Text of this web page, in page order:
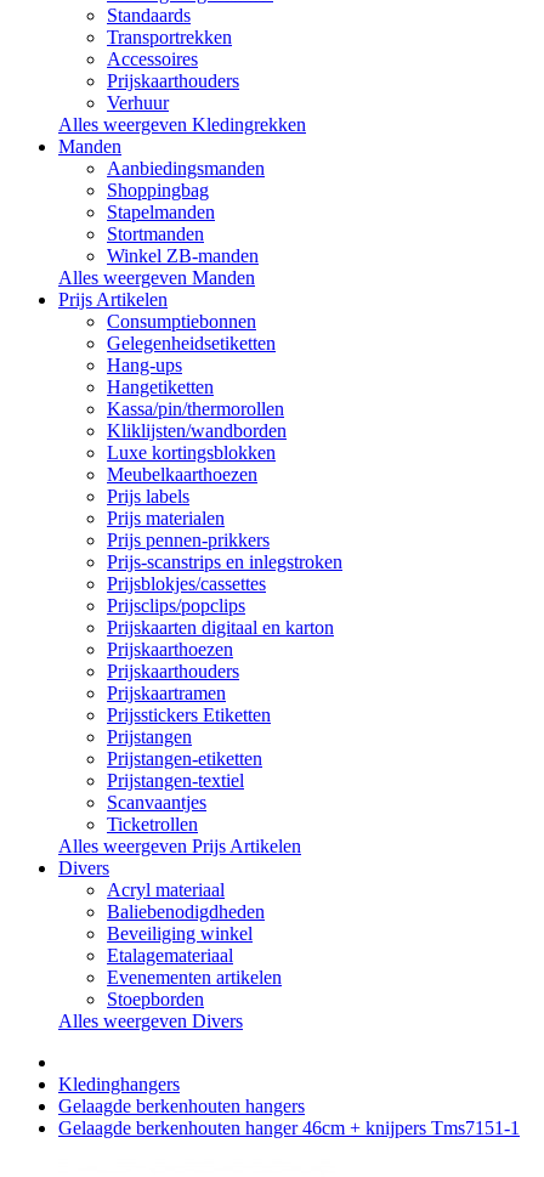
Standaards
Transportrekken
Accessoires
Prijskaarthouders
Verhuur
Alles weergeven Kledingrekken
Manden
Aanbiedingsmanden
Shoppingbag
Stapelmanden
Stortmanden
Winkel ZB-manden
Alles weergeven Manden
Prijs Artikelen
Consumptiebonnen
Gelegenheidsetiketten
Hang-ups
Hangetiketten
Kassa/pin/thermorollen
Kliklijsten/wandborden
Luxe kortingsblokken
Meubelkaarthoezen
Prijs labels
Prijs materialen
Prijs pennen-prikkers
Prijs-scanstrips en inlegstroken
Prijsblokjes/cassettes
Prijsclips/popclips
Prijskaarten digitaal en karton
Prijskaarthoezen
Prijskaarthouders
Prijskaartramen
Prijsstickers Etiketten
Prijstangen
Prijstangen-etiketten
Prijstangen-textiel
Scanvaantjes
Ticketrollen
Alles weergeven Prijs Artikelen
Divers
Acryl materiaal
Baliebenodigdheden
Beveiliging winkel
Etalagemateriaal
Evenementen artikelen
Stoepborden
Alles weergeven Divers
Kledinghangers
Gelaagde berkenhouten hangers
Gelaagde berkenhouten hanger 46cm + knijpers Tms7151-1